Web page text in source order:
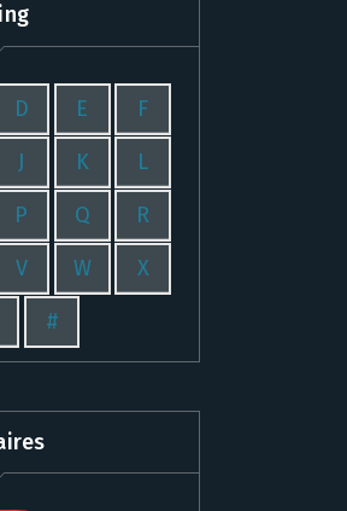
D E F
J K L
P Q R
V W X
#